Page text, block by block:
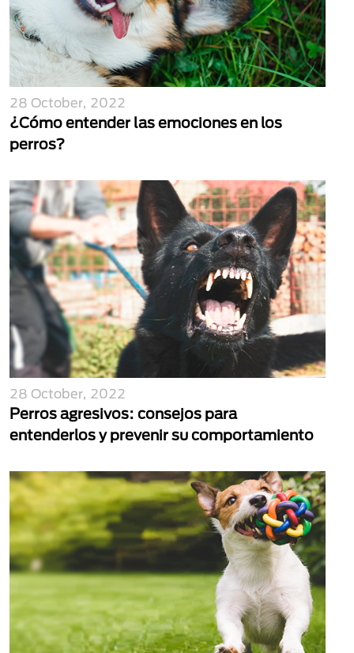
28 October, 2022
¿Cómo entender las emociones en los
perros?
28 October, 2022
Perros agresivos: consejos para
entenderlos y prevenir su comportamiento